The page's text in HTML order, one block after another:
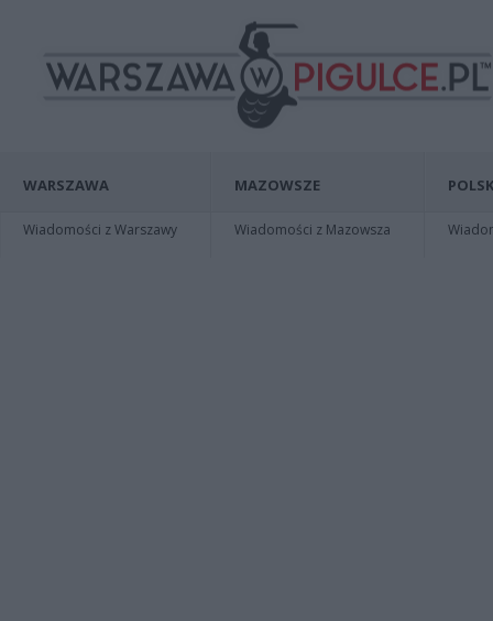
WARSZAWA
Wiadomości z Warszawy
MAZOWSZE
Wiadomości z Mazowsza